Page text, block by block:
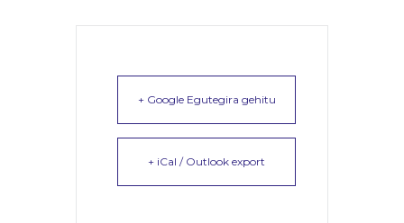
+ Google Egutegira gehitu
+ iCal / Outlook export